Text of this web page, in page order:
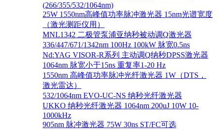
(266/355/532/1064nm)
25W 1550nm高峰值功率脉冲激光器 15nm光谱宽度
（激光测距仪用）
MNL1342 二极管泵浦亚纳秒被动调Q激光器
336/447/671/1342nm 100Hz 100kW 脉宽0.5ns
Nd:YAG VISOR-R系列 主动调Q纳秒DPSS激光器
1064nm 脉宽小于15ns 重复率1-20 Hz
1550nm 高峰值功率脉冲光纤激光器 1W（DTS，
激光雷达）
532/1064nm EVO-UC-NS 纳秒光纤激光器
UKKO 纳秒光纤激光器 1064nm 200uJ 10W 10-
1000kHz
905nm 脉冲激光器 75W 30ns ST/FC可选